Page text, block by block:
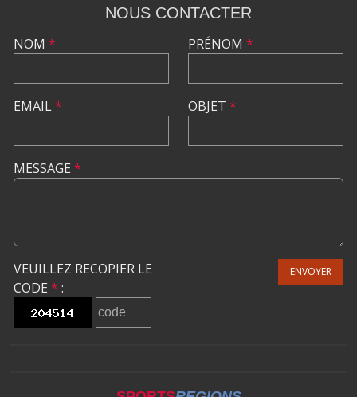
NOUS CONTACTER
NOM *
EMAIL*
PRÉNOM *
OBJET *
MESSAGE *
VEUILLEZ RECOPIER LE
CODE * :
ENVOYER